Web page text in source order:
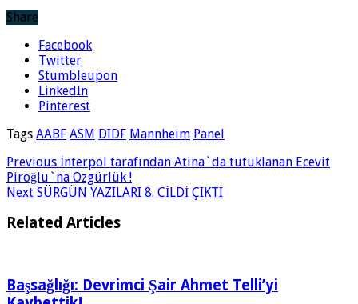
Share
Facebook
Twitter
Stumbleupon
LinkedIn
Pinterest
Tags AABF ASM DIDF Mannheim Panel
Previous İnterpol tarafından Atina`da tutuklanan Ecevit
Piroğlu`na Özgürlük !
Next SÜRGÜN YAZILARI 8. CİLDİ ÇIKTI
Related Articles
Başsağlığı: Devrimci Şair Ahmet Telli’yi